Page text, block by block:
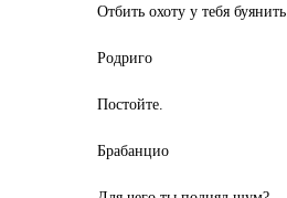
Отбить охоту у тебя буянить.
Родриго
Постойте.
Брабанцио